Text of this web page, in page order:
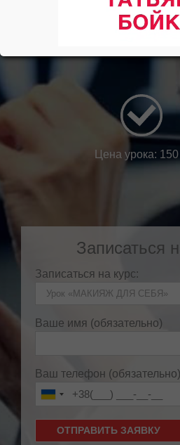
Цена урока:
Записаться
Записаться на курс:
Ваше имя (обязательно)
Ваш телефон (обязательно)